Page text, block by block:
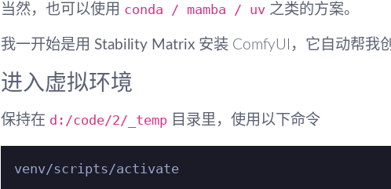
当然，也可以使用 conda / mamba / uv 之类的方案。
我一开始是用 Stability Matrix 安装 ComfyUI，它自动帮我
进入虚拟环境
保持在 d:/code/2/_temp 目录里，使用以下命令
venv/scripts/activate